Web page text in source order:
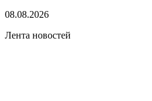
08.08.2026
Лента новостей